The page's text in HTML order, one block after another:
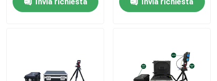
Video
Chi siamo